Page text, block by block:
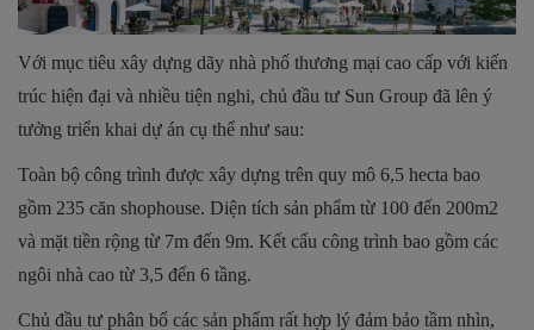
Với mục tiêu xây dựng dãy nhà phố thương mại cao cấp với kiến
trúc hiện đại và nhiều tiện nghi, chủ đầu tư Sun Group đã lên ý
tưởng triển khai dự án cụ thể như sau:
Toàn bộ công trình được xây dựng trên quy mô 6,5 hecta bao
gồm 235 căn shophouse. Diện tích sản phẩm từ 100 đến 200m2
và mặt tiền rộng từ 7m đến 9m. Kết cấu công trình bao gồm các
ngôi nhà cao từ 3,5 đến 6 tầng.
Chủ đầu tư phân bổ các sản phẩm rất hợp lý đảm bảo tầm nhìn,